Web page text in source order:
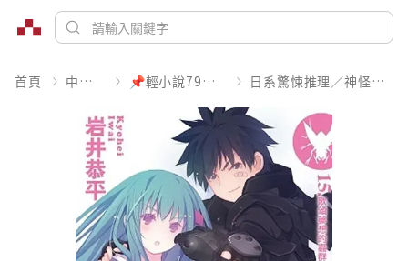
首頁 中文書 📌輕小說79折起 日系驚悚推理／神怪靈異